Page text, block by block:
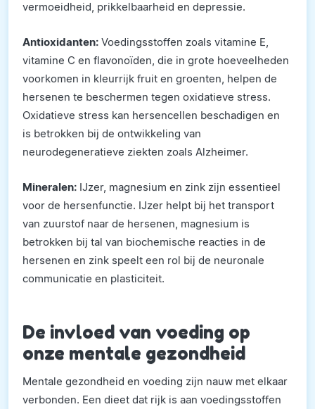
vermoeidheid, prikkelbaarheid en depressie.
Antioxidanten: Voedingsstoffen zoals vitamine E,
vitamine C en flavonoïden, die in grote hoeveelheden
voorkomen in kleurrijk fruit en groenten, helpen de
hersenen te beschermen tegen oxidatieve stress.
Oxidatieve stress kan hersencellen beschadigen en
is betrokken bij de ontwikkeling van
neurodegeneratieve ziekten zoals Alzheimer.
Mineralen: IJzer, magnesium en zink zijn essentieel
voor de hersenfunctie. IJzer helpt bij het transport
van zuurstof naar de hersenen, magnesium is
betrokken bij tal van biochemische reacties in de
hersenen en zink speelt een rol bij de neuronale
communicatie en plasticiteit.
De invloed van voeding op
onze mentale gezondheid
Mentale gezondheid en voeding zijn nauw met elkaar
verbonden. Een dieet dat rijk is aan voedingsstoffen